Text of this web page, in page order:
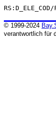
© 1999-2024
verantwortlich für